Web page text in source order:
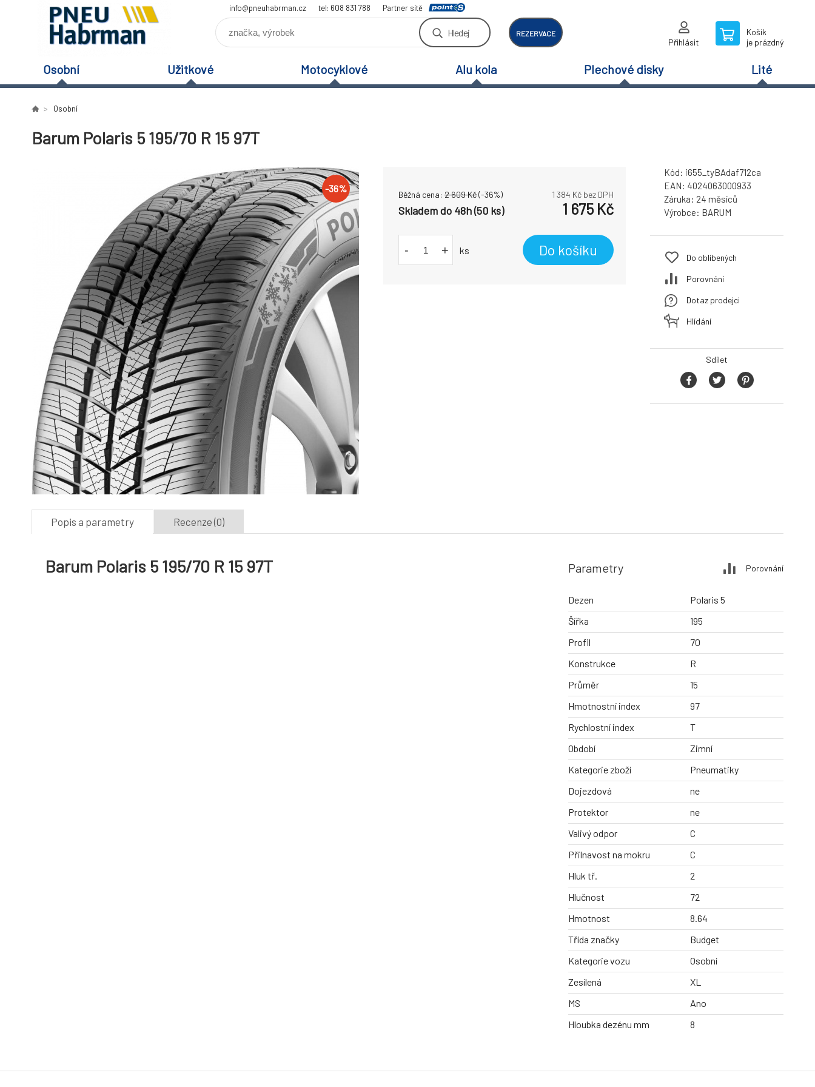
info@pneuhabrman.cz tel: 608 831 788 Partner sítě
Hledej REZERVACE
Přihlásit
Košík
je prázdný
Osobní Užitkové Motocyklové Alu kola Plechové disky Lité
Osobní
Barum Polaris 5 195/70 R 15 97T
-36%
Běžná cena: 2 609Kč(-36%) 1 384 Kč bez DPH
Skladem do 48h (50 ks) 1 675 Kč
- + ks Do košíku
Kód: i655_tyBAdaf712ca
EAN: 4024063000933
Záruka: 24 měsíců
Výrobce: BARUM
Do oblíbených
Porovnání
Dotaz prodejci
Hlídání
Sdílet
Popis a parametry Recenze (0)
Barum Polaris 5 195/70 R 15 97T Parametry Porovnání
Dezen
Polaris 5
Šířka
195
Profil
70
Konstrukce
R
Průměr
15
Hmotnostní index
97
Rychlostní index
T
Období
Zimní
Kategorie zboží
Pneumatiky
Dojezdová
ne
Protektor
ne
Valivý odpor
C
Přilnavost na mokru
C
Hluk tř.
2
Hlučnost
72
Hmotnost
8.64
Třída značky
Budget
Kategorie vozu
Osobní
Zesílená
XL
MS
Ano
Hloubka dezénu mm
8